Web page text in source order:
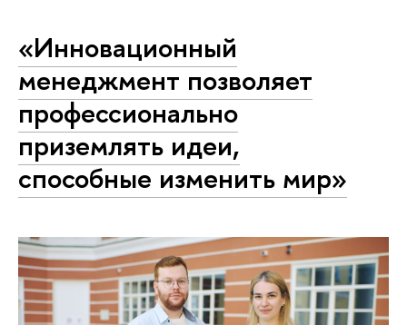
«Инновационный
менеджмент позволяет
профессионально
приземлять идеи,
способные изменить мир»